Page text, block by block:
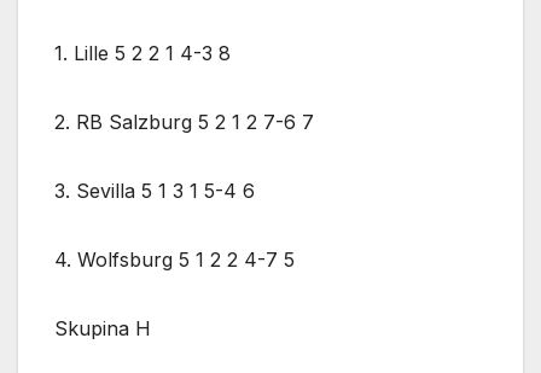
1. Lille 5 2 2 1 4-3 8
2. RB Salzburg 5 2 1 2 7-6 7
3. Sevilla 5 1 3 1 5-4 6
4. Wolfsburg 5 1 2 2 4-7 5
Skupina H